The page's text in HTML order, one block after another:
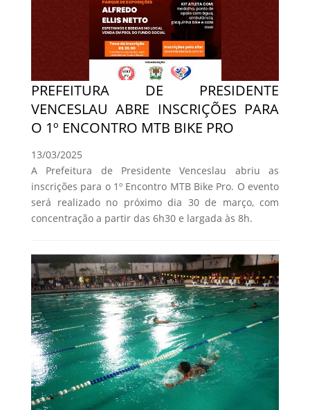
PREFEITURA DE PRESIDENTE
VENCESLAU ABRE INSCRIÇÕES PARA
O 1º ENCONTRO MTB BIKE PRO
13/03/2025
A Prefeitura de Presidente Venceslau abriu as
inscrições para o 1º Encontro MTB Bike Pro. O evento
será realizado no próximo dia 30 de março, com
concentração a partir das 6h30 e largada às 8h.